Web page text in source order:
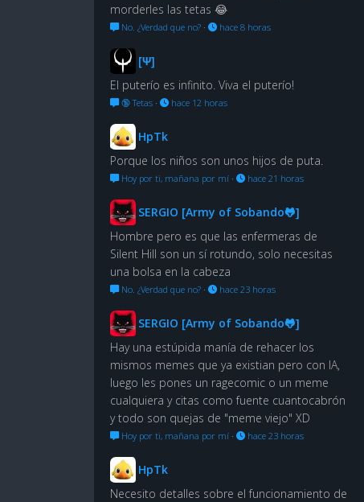
morderles las tetas 😂
No. ¿Verdad que no? · hace 8 horas
[Ψ]
El puterío es infinito. Viva el puterío!
🔞 Tetas · hace 12 horas
HpTk
Porque los niños son unos hijos de puta.
Hoy por ti, mañana por mí · hace 21 horas
SERGIO [Army of Sobando🐸]
Hombre pero es que las enfermeras de
Silent Hill son un sí rotundo, solo necesitas
una bolsa en la cabeza
No. ¿Verdad que no? · hace 23 horas
SERGIO [Army of Sobando🐸]
Hay una estúpida manía de rehacer los
mismos memes que ya existian pero con IA,
luego les pones un ragecomic o un meme
cualquiera y citas como fuente cuantocabrón
y todo son quejas de "meme viejo" XD
Hoy por ti, mañana por mí · hace 23 horas
HpTk
Necesito detalles sobre el funcionamiento de